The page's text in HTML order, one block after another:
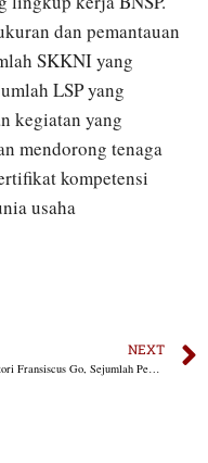
dan pemantauan
SKKNI yang
LSP yang
kegiatan yang
mendorong tenaga
kompetensi
usaha
NEXT
Dimentori Fransiscus Go, Sejumlah Pemuda NTT Sukses Raih Prestasi Hingga Dipercaya Jadi Pembicara